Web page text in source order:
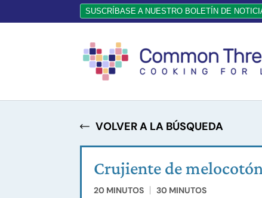
SUSCRÍBASE A NUESTRO BOLETÍN DE
VOLVER A LA BÚSQUEDA
Crujiente de
20 MINUTOS 30 MINUTOS